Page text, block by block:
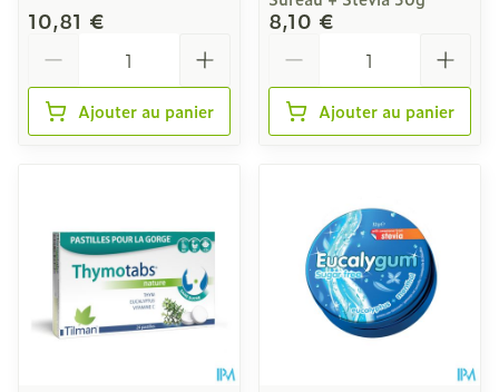
10,81 €
Ajouter au panier
8,10 €
Ajouter au panier